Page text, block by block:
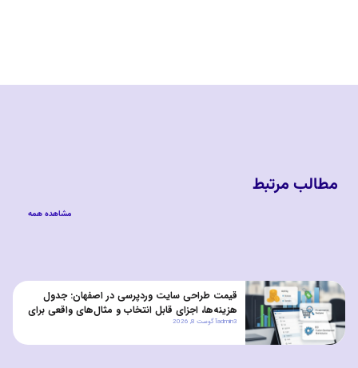
مطالب مرتبط
مشاهده همه
قیمت طراحی سایت وردپرسی در اصفهان: جدول
هزینه‌ها، اجزای قابل انتخاب و مثال‌های واقعی برای
کسب‌وکارهای کوچک و متوسط
admin3آگوست 8, 2026